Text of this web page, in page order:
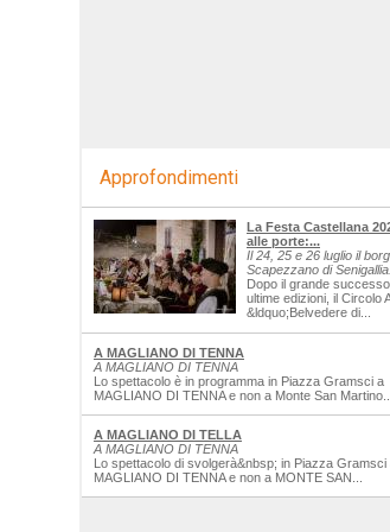
Approfondimenti
La Festa Castellana
alle porte:...
Il 24, 25 e 26 luglio il
Scapezzano di
Dopo il grande
ultime edizioni, il Circolo
&ldquo;Belvedere di...
A MAGLIANO DI TENNA
A MAGLIANO DI TENNA
Lo spettacolo è in programma in Piazza Gramsci a
MAGLIANO DI TENNA e non a Monte San Martino...
A MAGLIANO DI TELLA
A MAGLIANO DI TENNA
Lo spettacolo di svolgerà&nbsp; in Piazza Gramsci
MAGLIANO DI TENNA e non a MONTE SAN...